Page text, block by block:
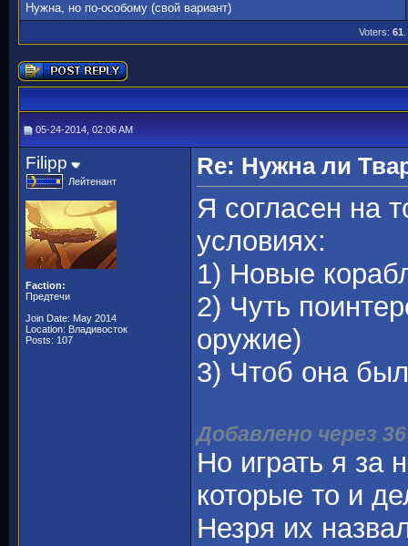
Нужна, но по-особому (свой вариант)
Voters: 61
05-24-2014, 02:06 AM
Filipp
Лейтенант
Faction:
Предтечи
Join Date: May 2014
Location: Владивосток
Posts: 107
Re: Нужна ли
Я согласен на
условиях:
1) Новые
2) Чуть
оружие)
3) Чтоб она
Добавлено через
Но играть я за
которые то и
Незря их